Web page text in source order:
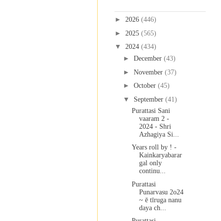
► 2026 (446)
► 2025 (565)
▼ 2024 (434)
► December (43)
► November (37)
► October (45)
▼ September (41)
Purattasi Sani
vaaram 2 -
2024 - Shri
Azhagiya Si...
Years roll by ! -
Kainkaryabarar
gal only
continu...
Purattasi
Punarvasu 2o24
~ ē tīruga nanu
daya ch...